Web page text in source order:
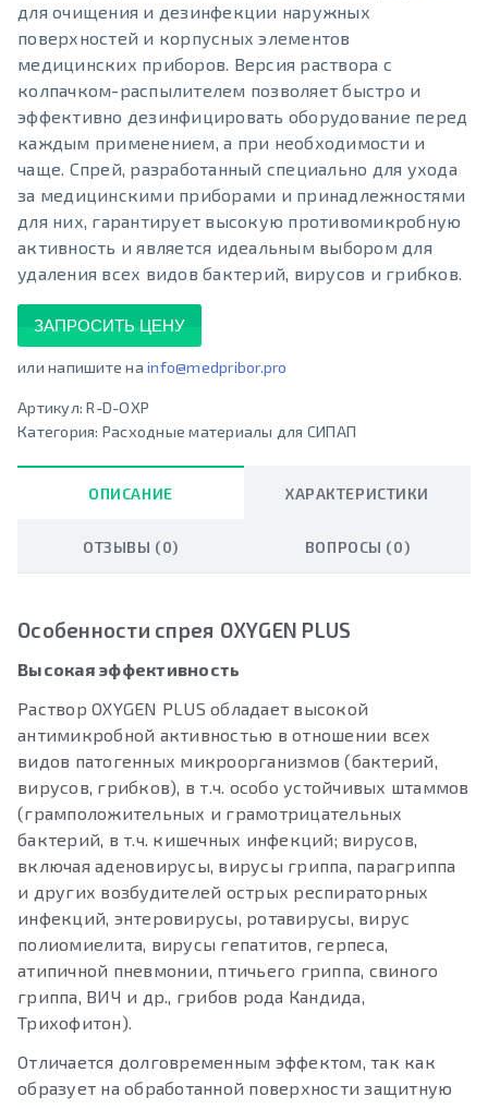
для очищения и дезинфекции наружных
поверхностей и корпусных элементов
медицинских приборов. Версия раствора с
колпачком-распылителем позволяет быстро и
эффективно дезинфицировать оборудование перед
каждым применением, а при необходимости и
чаще. Спрей, разработанный специально для ухода
за медицинскими приборами и принадлежностями
для них, гарантирует высокую противомикробную
активность и является идеальным выбором для
удаления всех видов бактерий, вирусов и грибков.
ЗАПРОСИТЬ ЦЕНУ
или напишите на info@medpribor.pro
Артикул:R-D-OXP
Категория: Расходные материалы для СИПАП
ОПИСАНИЕ ХАРАКТЕРИСТИКИ
ОТЗЫВЫ (0) ВОПРОСЫ (0)
Особенности спрея OXYGEN PLUS
Высокая эффективность
Раствор OXYGEN PLUS обладает высокой
антимикробной активностью в отношении всех
видов патогенных микроорганизмов (бактерий,
вирусов, грибков), в т.ч. особо устойчивых штаммов
(грамположительных и грамотрицательных
бактерий, в т.ч. кишечных инфекций; вирусов,
включая аденовирусы, вирусы гриппа, парагриппа
и других возбудителей острых респираторных
инфекций, энтеровирусы, ротавирусы, вирус
полиомиелита, вирусы гепатитов, герпеса,
атипичной пневмонии, птичьего гриппа, свиного
гриппа, ВИЧ и др., грибов рода Кандида,
Трихофитон).
Отличается долговременным эффектом, так как
образует на обработанной поверхности защитную